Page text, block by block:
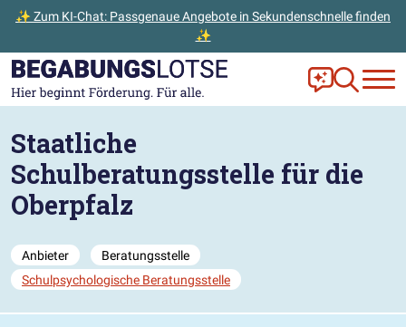
✨ Zum KI-Chat: Passgenaue Angebote in Sekundenschnelle finden
✨
Zum Hauptinhalt der Seite springen
Zur Startseite gehen Frag Ella!
Zur
Staatliche
Schulberatungsstelle für die
Oberpfalz
Anbieter
Beratungsstelle
Schulpsychologische Beratungsstelle